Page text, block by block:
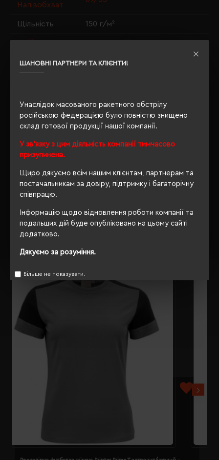
ШАНОВНІ ПАРТНЕРИ ТА КЛІЄНТИ!
Унаслідок масованого ракетного обстрілу
російською федерацією було повністю знищено
склад готової продукції нашої компанії.
У зв'язку з цим діяльність компанії тимчасово
призупинена.
Щиро дякуємо всім нашим клієнтам, партнерам та
постачальникам за довіру, підтримку і багаторічну
співпрацю.
Інформацію щодо відновлення роботи компанії та
подальших дій буде опубліковано на цьому сайті
додатково.
Дякуємо за розуміння.
Більше не показувати.
Напівобхват
Щільність 150 г/м²
Розмір
по запросу
упаковки
Сертифікація
OEKO-TEX® Standard 100,
PETA-Approved Vegan
ОПИС
ВІДГУКИ
РЕКОМЕНДУЄМО